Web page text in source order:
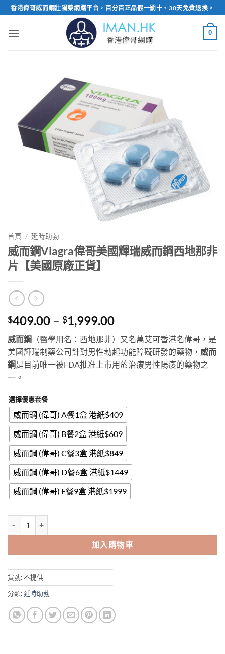
Skip
to
content
香港偉哥威而鋼壯陽藥網購平台，百分百正品假一罰十、30天免費退換。
0
首頁 / 延時助勃
威而鋼Viagra偉哥美國輝瑞威而鋼西地那非
片【美國原廠正貨】
$409.00 – $1,999.00Price
range:
$409.00
through
$1,999.00
威而鋼 （醫學用名：西地那非）又名萬艾可香港名偉哥，是
美國輝瑞制藥公司針對男性勃起功能障礙研發的藥物， 威而
鋼是目前唯一被FDA批准上市用於治療男性陽痿的藥物之
一。
選擇優惠套餐
威而鋼 (偉哥) A餐1盒 港紙$409
威而鋼 (偉哥) B餐2盒 港紙$609
威而鋼 (偉哥) C餐3盒 港紙$849
威而鋼 (偉哥) D餐6盒 港紙$1449
威而鋼 (偉哥) E餐9盒 港紙$1999
加入購物車
貨號:不提供
分類:延時助勃